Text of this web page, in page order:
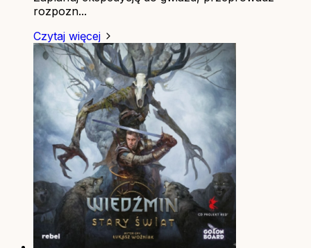
rozpozn...
Czytaj więcej